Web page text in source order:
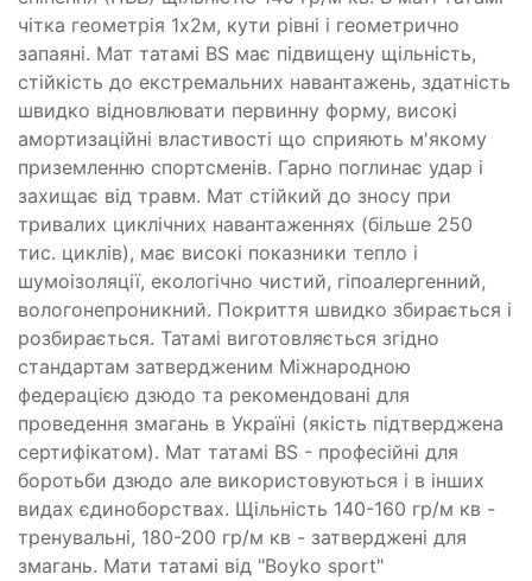
чітка геометрія 1х2м, кути рівні і геометрично
запаяні. Мат татамі BS має підвищену щільність,
стійкість до екстремальних навантажень, здатність
швидко відновлювати первинну форму, високі
амортизаційні властивості що сприяють м'якому
приземленню спортсменів. Гарно поглинає удар і
захищає від травм. Мат стійкий до зносу при
тривалих циклічних навантаженнях (більше 250
тис. циклів), має високі показники тепло і
шумоізоляції, екологічно чистий, гіпоалергенний,
вологонепроникний. Покриття швидко збирається і
розбирається. Татамі виготовляється згідно
стандартам затвердженим Міжнародною
федерацією дзюдо та рекомендовані для
проведення змагань в Україні (якість підтверджена
сертифікатом). Мат татамі BS - професійні для
боротьби дзюдо але використовуються і в інших
видах єдиноборствах. Щільність 140-160 гр/м кв -
тренувальні, 180-200 гр/м кв - затверджені для
змагань. Мати татамі від "Boyko sport"